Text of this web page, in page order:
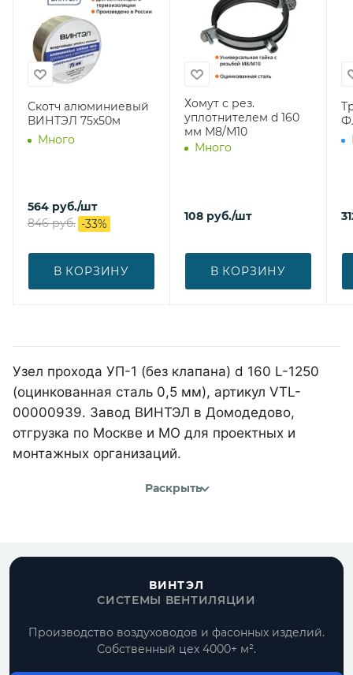
Скотч алюминиевый
ВИНТЭЛ 75х50м
Много
564 руб./шт
846руб. -33%
В КОРЗИНУ
Хомут с рез.
уплотнителем d 160
мм М8/М10
Много
108 руб./шт
В КОРЗИНУ
Узел прохода УП-1 (без клапана) d 160 L-1250
(оцинкованная сталь 0,5 мм), артикул VTL-
00000939. Завод ВИНТЭЛ в Домодедово,
отгрузка по Москве и МО для проектных и
монтажных организаций.
Раскрыть
ВИНТЭЛ
СИСТЕМЫ ВЕНТИЛЯЦИИ
Производство воздуховодов и фасонных изделий.
Собственный цех 4000+ м².